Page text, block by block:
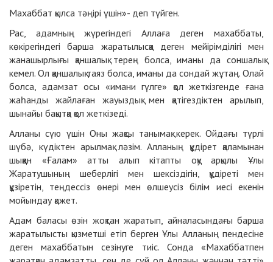
Махаббат қылса тәңірі үшін»- деп түйген.
Рас, адамның жүрегіндегі Аллаға деген махаббаты,
көкірегіндегі барша жаратылысқа деген мейірімділігі мен
жанашырлығы қаншалық терең болса, иманы да соншалық
кемел. Ол қаншалық таяз болса, иманы да сондай жұтаң. Олай
болса, адамзат осы «имани гүлге» қол жеткізгенде ғана
жаһанды жайлаған жауыздық мен қатігездіктен арылып,
шынайы бақытқа қол жеткізеді.
Алланы сүю үшін Оны жақсы танымақ керек. Ойдағы түрлі
шүбә, күдіктен арылмақ ләзім. Алланың құдірет қаламынан
шыққан «Ғалам» атты алып кітапты оқу арқылы Ұлы
Жаратушының шеберлігі мен шексіздігін, құдіреті мен
құзіретін, теңдессіз өнері мен өлшеусіз білім иесі екенін
мойындау қажет.
Адам баласы өзін жоқтан жаратып, айналасындағы барша
жаратылысты қызметші етіп берген Ұлы Алланың пендесіне
деген махаббатын сезінуге тиіс. Сонда «Махаббатпен